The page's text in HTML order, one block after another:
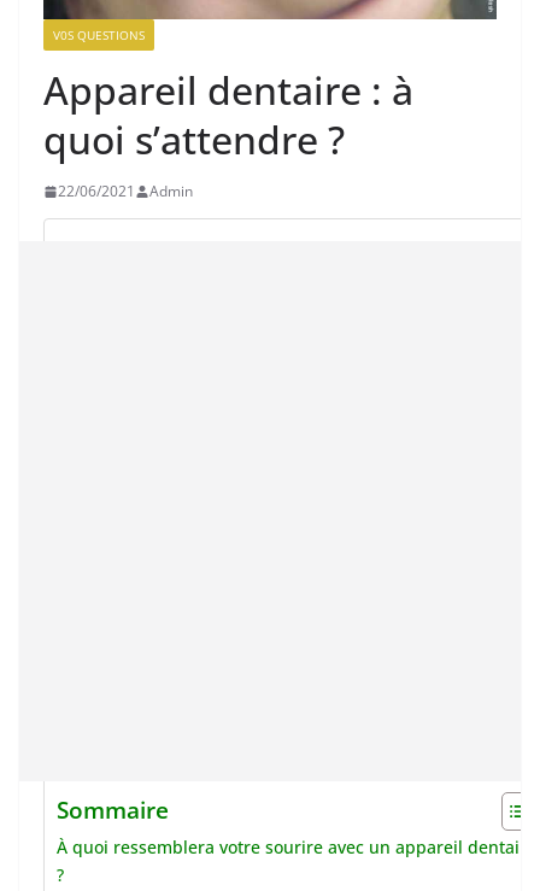
V0S QUESTIONS
Appareil dentaire : à
quoi s’attendre ?
22/06/2021 Admin
Sommaire
À quoi ressemblera votre sourire avec un appareil dentaire
?